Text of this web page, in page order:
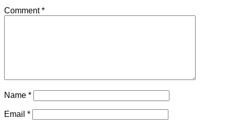
Comment*
Name *
Email *